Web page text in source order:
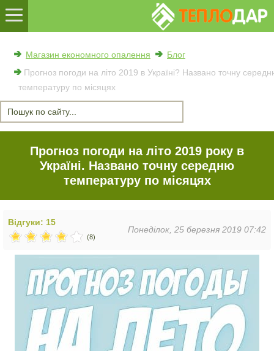
Магазин економного опалення
Блог
Прогноз погоди на літо 2019 в Україні? Названо точну
температуру по місяцях
Прогноз погоди на літо 2019 року в
Україні. Названо точну середню
температуру по місяцях
Відгуки: 15
(8)
Понеділок, 25 березня 2019 07:42